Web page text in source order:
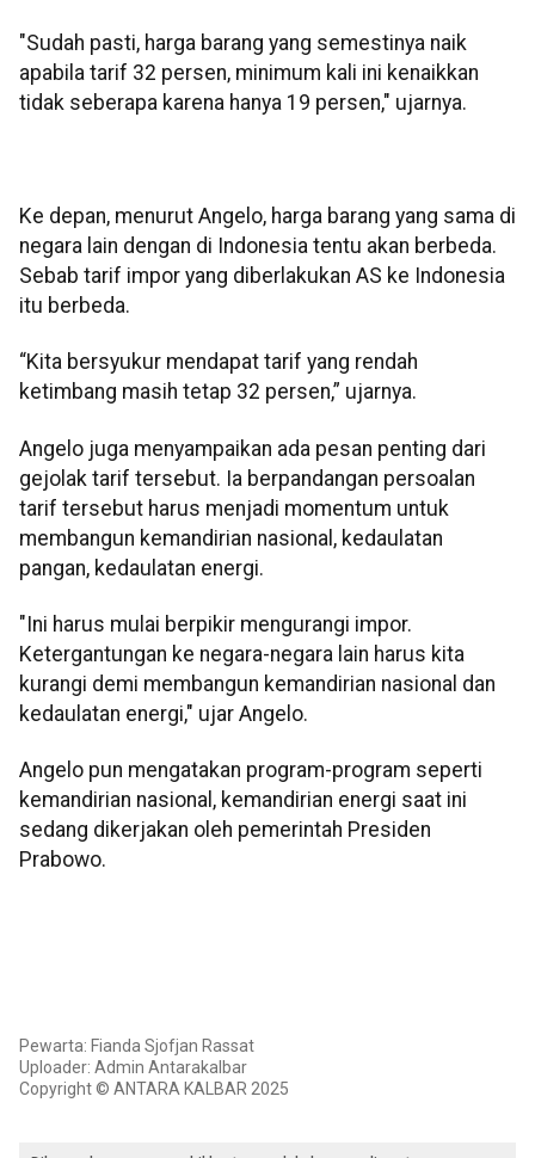
"Sudah pasti, harga barang yang semestinya naik
apabila tarif 32 persen, minimum kali ini kenaikkan
tidak seberapa karena hanya 19 persen," ujarnya.
Ke depan, menurut Angelo, harga barang yang sama di
negara lain dengan di Indonesia tentu akan berbeda.
Sebab tarif impor yang diberlakukan AS ke Indonesia
itu berbeda.
“Kita bersyukur mendapat tarif yang rendah
ketimbang masih tetap 32 persen,” ujarnya.
Angelo juga menyampaikan ada pesan penting dari
gejolak tarif tersebut. Ia berpandangan persoalan
tarif tersebut harus menjadi momentum untuk
membangun kemandirian nasional, kedaulatan
pangan, kedaulatan energi.
"Ini harus mulai berpikir mengurangi impor.
Ketergantungan ke negara-negara lain harus kita
kurangi demi membangun kemandirian nasional dan
kedaulatan energi," ujar Angelo.
Angelo pun mengatakan program-program seperti
kemandirian nasional, kemandirian energi saat ini
sedang dikerjakan oleh pemerintah Presiden
Prabowo.
Pewarta: Fianda Sjofjan Rassat
Uploader: Admin Antarakalbar
Copyright © ANTARA KALBAR 2025